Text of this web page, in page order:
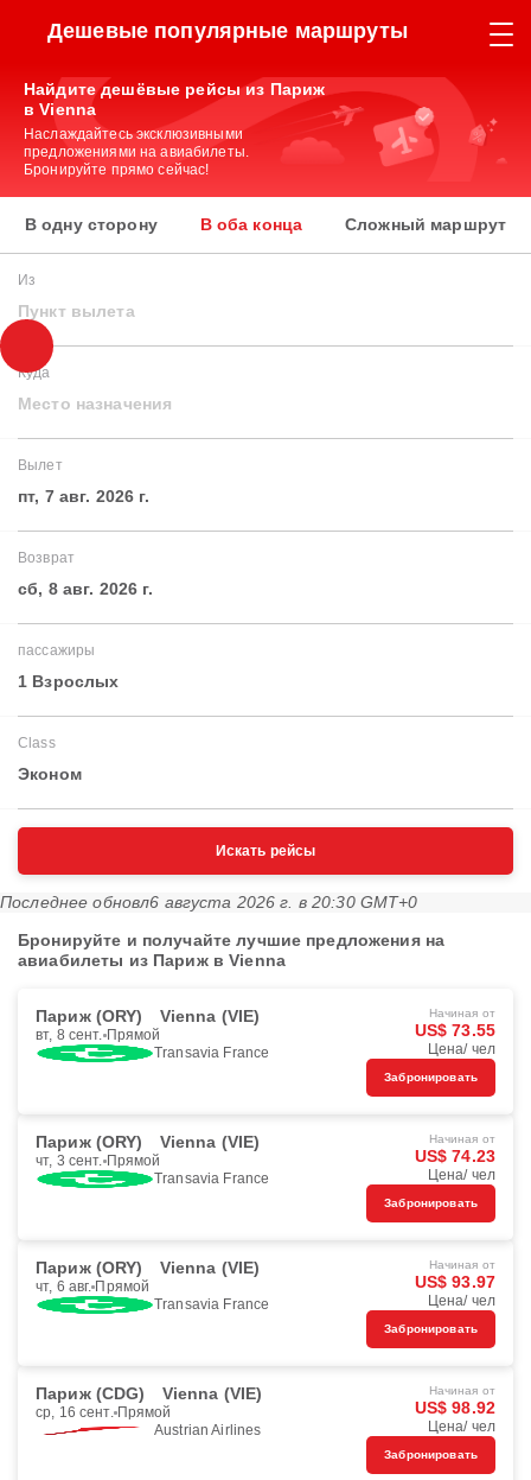
Дешевые популярные маршруты
Найдите дешёвые рейсы из Париж
в Vienna
Наслаждайтесь эксклюзивными
предложениями на авиабилеты.
Бронируйте прямо сейчас!
В одну сторону В оба конца Сложный маршрут
Из
Пункт вылета
Куда
Место назначения
Вылет
пт, 7 авг. 2026 г.
Возврат
сб, 8 авг. 2026 г.
пассажиры
1 Взрослых
Class
Эконом
Искать рейсы
Последнее обновл6 августа 2026 г. в 20:30 GMT+0
Бронируйте и получайте лучшие предложения на
авиабилеты из Париж в Vienna
Париж (ORY) Vienna (VIE)
вт, 8 сент. Прямой
Transavia France
Начиная от
US$ 73.55
Цена/ чел
Забронировать
Париж (ORY) Vienna (VIE)
чт, 3 сент. Прямой
Transavia France
Начиная от
US$ 74.23
Цена/ чел
Забронировать
Париж (ORY) Vienna (VIE)
чт, 6 авг. Прямой
Transavia France
Начиная от
US$ 93.97
Цена/ чел
Забронировать
Париж (CDG) Vienna (VIE)
ср, 16 сент. Прямой
Austrian Airlines
Начиная от
US$ 98.92
Цена/ чел
Забронировать